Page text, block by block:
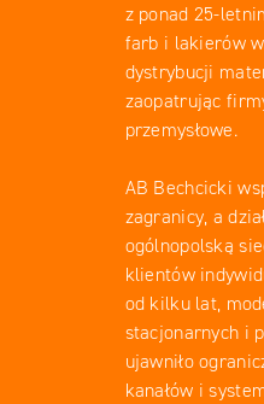
z ponad 25-
farb i lakierów
dystrybucji
zaopatrując
przemysłowe.
AB Bechcicki
zagranicy, a
ogólnopolską
klientów
od kilku lat,
stacjonarnych i
ujawniło
kanałów i